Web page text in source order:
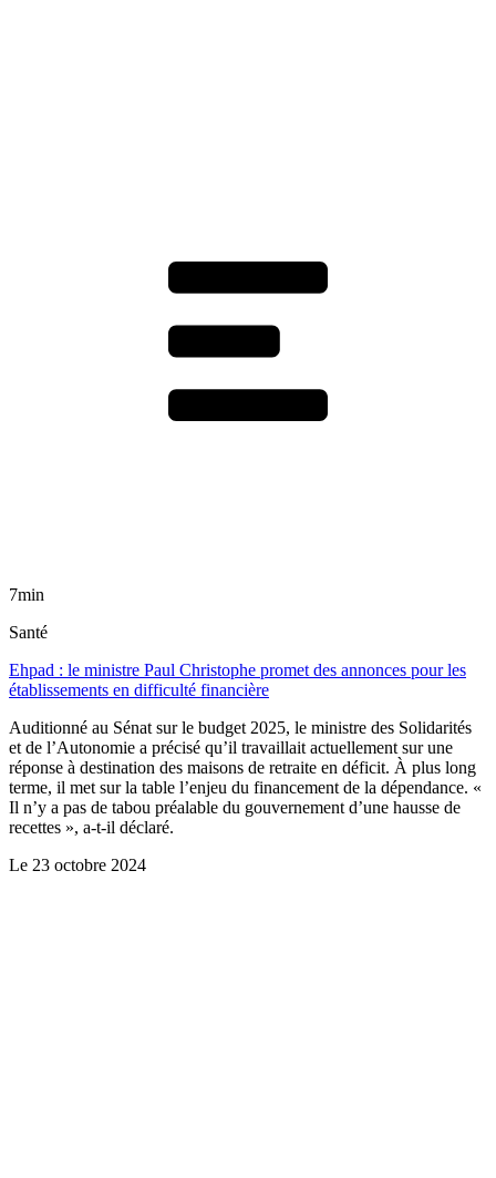
7min
Santé
Ehpad : le ministre Paul Christophe promet des annonces pour les
établissements en difficulté financière
Auditionné au Sénat sur le budget 2025, le ministre des Solidarités
et de l’Autonomie a précisé qu’il travaillait actuellement sur une
réponse à destination des maisons de retraite en déficit. À plus long
terme, il met sur la table l’enjeu du financement de la dépendance. «
Il n’y a pas de tabou préalable du gouvernement d’une hausse de
recettes », a-t-il déclaré.
Le 23 octobre 2024